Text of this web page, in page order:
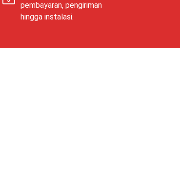
pembayaran, pengiriman
hingga instalasi.